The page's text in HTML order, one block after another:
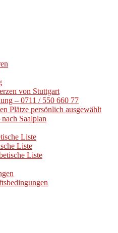
von Stuttgart
– 0711 / 550 660 77
Plätze persönlich ausgewählt
Saalplan
Liste
Liste
Liste